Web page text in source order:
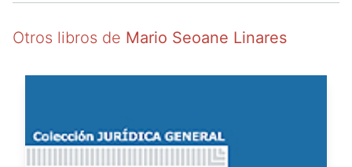
Otros libros de Mario Seoane Linares